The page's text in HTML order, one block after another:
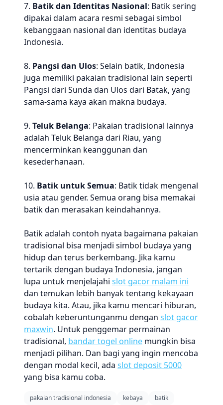
7. Batik dan Identitas Nasional: Batik sering
dipakai dalam acara resmi sebagai simbol
kebanggaan nasional dan identitas budaya
Indonesia.
8. Pangsi dan Ulos: Selain batik, Indonesia
juga memiliki pakaian tradisional lain seperti
Pangsi dari Sunda dan Ulos dari Batak, yang
sama-sama kaya akan makna budaya.
9. Teluk Belanga: Pakaian tradisional lainnya
adalah Teluk Belanga dari Riau, yang
mencerminkan keanggunan dan
kesederhanaan.
10. Batik untuk Semua: Batik tidak mengenal
usia atau gender. Semua orang bisa memakai
batik dan merasakan keindahannya.
Batik adalah contoh nyata bagaimana pakaian
tradisional bisa menjadi simbol budaya yang
hidup dan terus berkembang. Jika kamu
tertarik dengan budaya Indonesia, jangan
lupa untuk menjelajahi slot gacor malam ini
dan temukan lebih banyak tentang kekayaan
budaya kita. Atau, jika kamu mencari hiburan,
cobalah keberuntunganmu dengan slot gacor
maxwin. Untuk penggemar permainan
tradisional, bandar togel online mungkin bisa
menjadi pilihan. Dan bagi yang ingin mencoba
dengan modal kecil, ada slot deposit 5000
yang bisa kamu coba.
pakaian tradisional indonesia kebaya batik